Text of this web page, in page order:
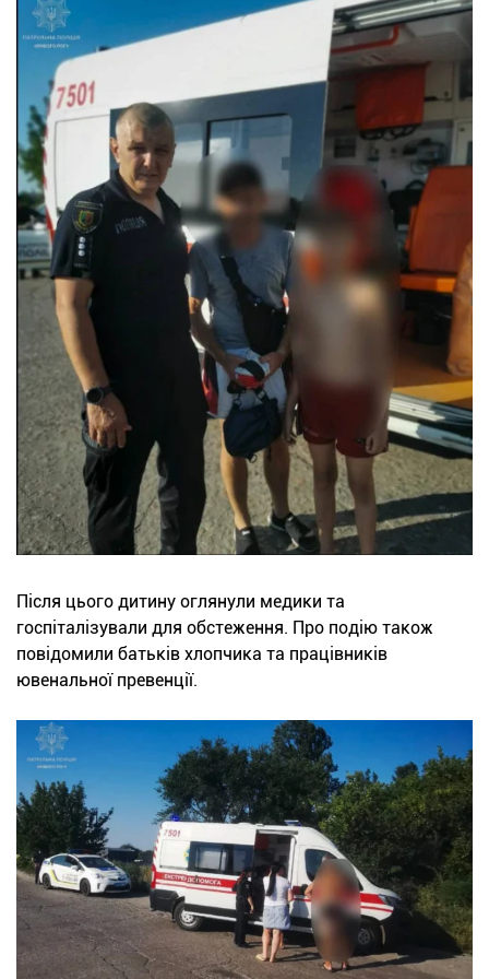
Після цього дитину оглянули медики та
госпіталізували для обстеження. Про подію також
повідомили батьків хлопчика та працівників
ювенальної превенції.